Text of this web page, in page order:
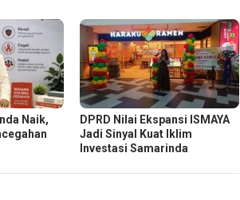
Naik,
DPRD Nilai Ekspansi ISMAYA
Jadi Sinyal Kuat Iklim
Investasi Samarinda